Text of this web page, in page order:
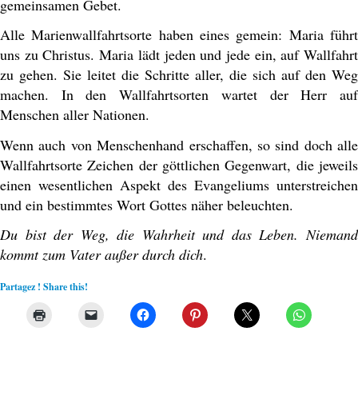
gemeinsamen Gebet.
Alle Marienwallfahrtsorte haben eines gemein: Maria führt
uns zu Christus. Maria lädt jeden und jede ein, auf Wallfahrt
zu gehen. Sie leitet die Schritte aller, die sich auf den Weg
machen. In den Wallfahrtsorten wartet der Herr auf
Menschen aller Nationen.
Wenn auch von Menschenhand erschaffen, so sind doch alle
Wallfahrtsorte Zeichen der göttlichen Gegenwart, die jeweils
einen wesentlichen Aspekt des Evangeliums unterstreichen
und ein bestimmtes Wort Gottes näher beleuchten.
Du bist der Weg, die Wahrheit und das Leben. Niemand
kommt zum Vater außer durch dich.
Partagez ! Share this!